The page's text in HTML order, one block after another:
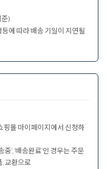
)
등에 따라 배송 기일이 지연될
핑몰 마이페이지에서 신청하
’, ‘배송완료’인 경우는 주문
교환으로